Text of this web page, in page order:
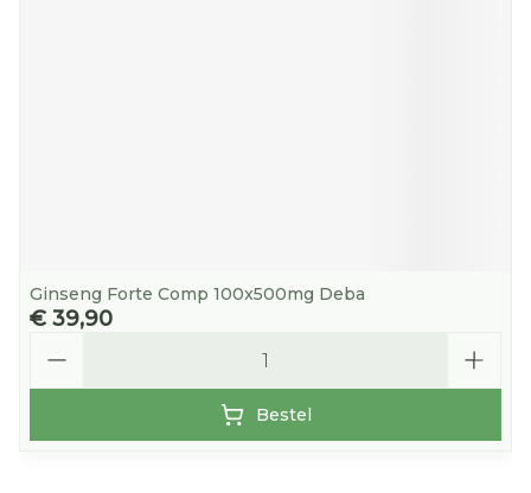
Ginseng Forte Comp 100x500mg Deba
€ 39,90
Bestel